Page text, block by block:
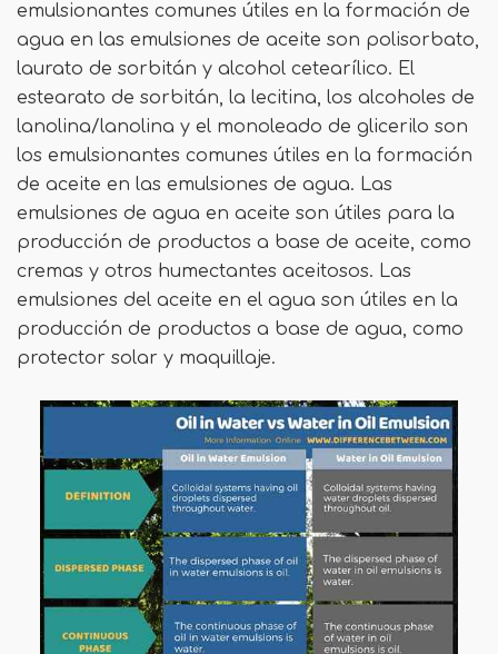
emulsionantes comunes útiles en la formación de
agua en las emulsiones de aceite son polisorbato,
laurato de sorbitán y alcohol cetearílico. El
estearato de sorbitán, la lecitina, los alcoholes de
lanolina/lanolina y el monoleado de glicerilo son
los emulsionantes comunes útiles en la formación
de aceite en las emulsiones de agua. Las
emulsiones de agua en aceite son útiles para la
producción de productos a base de aceite, como
cremas y otros humectantes aceitosos. Las
emulsiones del aceite en el agua son útiles en la
producción de productos a base de agua, como
protector solar y maquillaje.